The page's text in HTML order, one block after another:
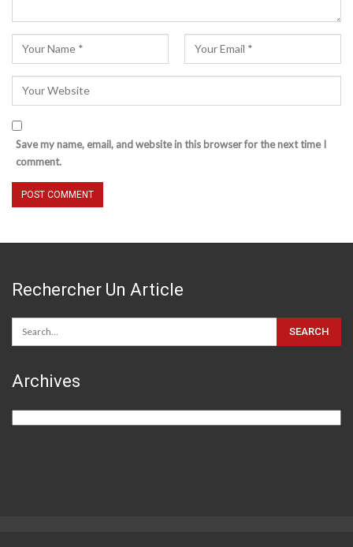
Save my name, email, and website in this browser for the next time I
comment.
Rechercher Un Article
Archives